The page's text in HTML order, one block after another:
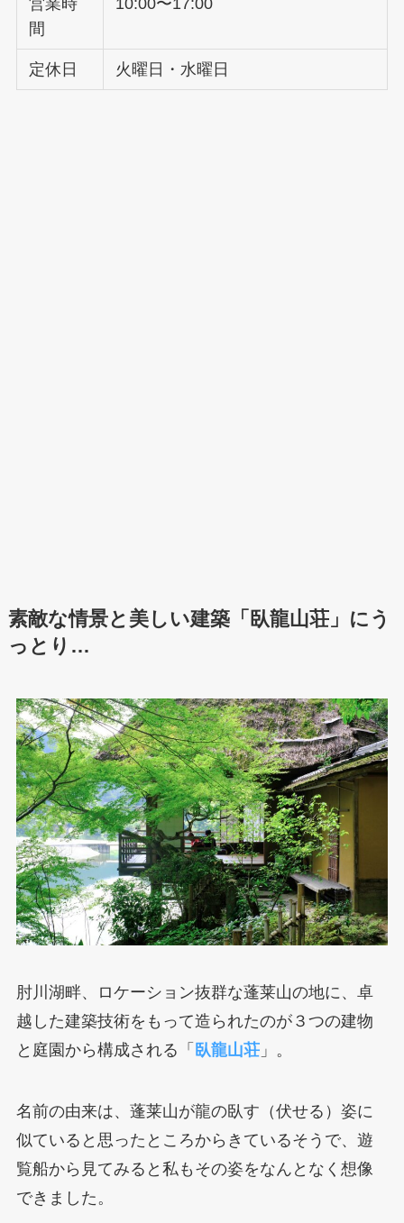
営業時
間
10:00〜17:00
定休日 火曜日・水曜日
素敵な情景と美しい建築「臥龍山荘」にう
っとり…
肘川湖畔、ロケーション抜群な蓬莱山の地に、卓
越した建築技術をもって造られたのが３つの建物
と庭園から構成される「 臥龍山荘」。
名前の由来は、蓬莱山が龍の臥す（伏せる）姿に
似ていると思ったところからきているそうで、遊
覧船から見てみると私もその姿をなんとなく想像
できました。